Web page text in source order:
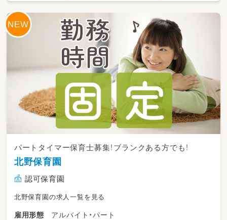
パートタイマー保育士募集！ブランクある方でも！
北野保育園
認可保育園
北野保育園の求人一覧を見る
雇用形態
アルバイト・パート